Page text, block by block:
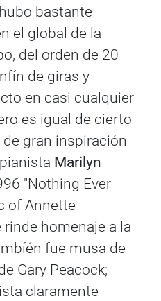
bastante
el global de la
del orden de 20
de giras y
en casi cualquier
es igual de cierto
gran inspiración
Marilyn
"Nothing Ever
of Annette
rinde homenaje a la
fue musa de
Gary Peacock;
claramente